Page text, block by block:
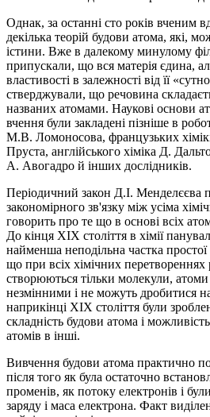
Однак, за останні сто років вченим
декілька теорій будови атома, які,
істини. Вже в далекому минулому
припускали, що вся матерія єдина,
властивості в залежності від її
стверджували, що речовина
названих атомами. Наукові основи
вчення були закладені пізніше в
М.В. Ломоносова, французьких
Пруста, англійського хіміка Д.
А. Авогадро й інших дослідників.
Періодичний закон Д.І. Менделєєва
закономірного зв'язку між усіма
говорить про те що в основі всіх
До кінця XIX століття в хімії
найменша неподільна частка
що при всіх хімічних перетвореннях
створюються тільки молекули,
незмінними і не можуть дробитися
наприкінці XIX століття були
складність будови атома і
атомів в інші.
Вивчення будови атома практично
після того як була остаточно
променів, як потоку електронів і
заряду і маса електрона. Факт